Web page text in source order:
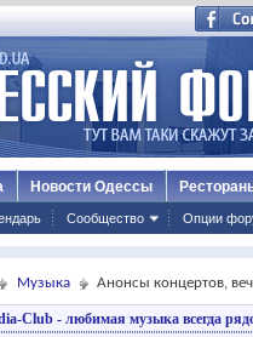
Сообщество Опции
Новости Одессы
Музыка Анонсы концертов,
Club - любимая музыка всегда